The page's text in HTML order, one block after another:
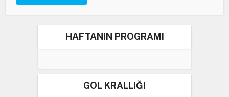
HAFTANIN PROGRAMI
GOL KRALLIĞI